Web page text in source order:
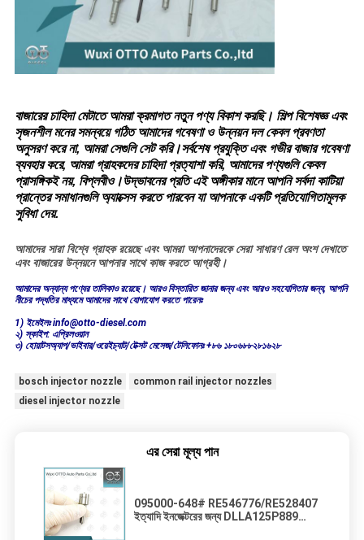
বাজারের চাহিদা মেটাতে আমরা ক্রমাগত নতুন পণ্য বিকাশ করছি। শিল্প বিশেষজ্ঞ এবং
সৃজনশীল মনের সমন্বয়ে গঠিত আমাদের গবেষণা ও উন্নয়ন দল কেবল প্রবণতা
অনুসরণ করে না, আমরা সেগুলি সেট করি।সর্বশেষ প্রযুক্তি এবং গভীর বাজার গবেষণা
ব্যবহার করে, আমরা গ্রাহকদের চাহিদা প্রত্যাশা করি, আমাদের পণ্যগুলি কেবল
প্রাসঙ্গিকই নয়, বিপ্লবীও।উদ্ভাবনের প্রতি এই অঙ্গীকার মানে আপনি সর্বদা কাটিয়া
প্রান্তের সমাধানগুলি অ্যাক্সেস করতে পারবেন যা আপনাকে একটি প্রতিযোগিতামূলক
সুবিধা দেয়.
আমাদের সারা বিশ্বে গ্রাহক রয়েছে এবং আমরা আপনাদেরকে সেরা সাধারণ রেল অংশ দেখাতে
এবং বাজারের উন্নয়নে আপনার সাথে কাজ করতে আগ্রহী।
আমাদের অন্যান্য পণ্যের তালিকাও রয়েছে। আরও বিস্তারিত জানার জন্য এবং আরও সহযোগিতার জন্য, আপনি
নীচের পদ্ধতির মাধ্যমে আমাদের সাথে যোগাযোগ করতে পারেনঃ
1) ইমেইলঃ info@otto-diesel.com
২) স্কাইপ: এপ্রিলওয়ান
৩) হোয়াটসঅ্যাপ/ভাইবার/ওয়েইচ্যাট/টেক্সট মেসেজ/টেলিফোনঃ +৮৬ ১৮০৬৮৮২৮১৬২৮
bosch injector nozzle
common rail injector nozzles
diesel injector nozzle
এর সেরা মূল্য পান
095000-648# RE546776/RE528407
ইত্যাদি ইনজেক্টরের জন্য DLLA125P889